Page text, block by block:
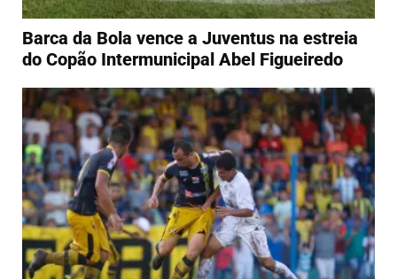
Barca da Bola vence a Juventus na estreia
do Copão Intermunicipal Abel Figueiredo